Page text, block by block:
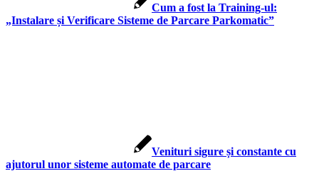
Cum a fost la Training-ul:
„Instalare și Verificare Sisteme de Parcare Parkomatic”
Venituri sigure și constante cu
ajutorul unor sisteme automate de parcare